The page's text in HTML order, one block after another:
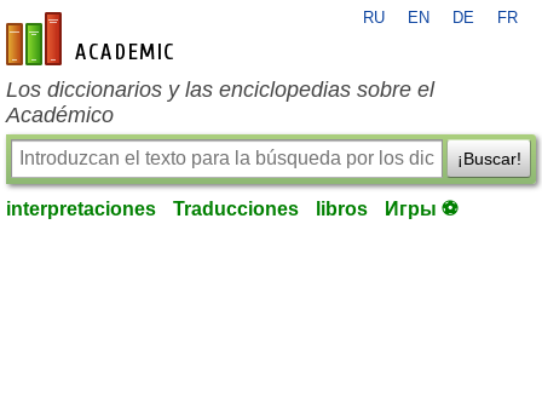
es-academic.com
RU EN DE FR
Los diccionarios y las enciclopedias sobre el
Académico
¡Buscar!
interpretaciones Traducciones libros Игры ⚽